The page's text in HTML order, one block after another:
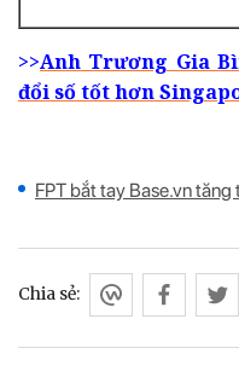
>>Anh Trương Gia
đổi số tốt hơn
FPT bắt tay Base.vn
Chia sẻ: